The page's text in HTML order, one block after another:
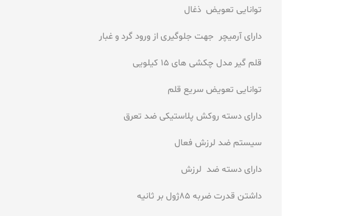
توانایی تعویض ذغال
دارای آرمیچر جهت جلوگیری از ورود گرد و غبار
قلم گیر مدل چکشی های 15 کیلویی
توانایی تعویض سریع قلم
دارای دسته روکش پلاستیکی ضد تعرق
سیستم ضد لرزش فعال
دارای دسته ضد لرزش
داشتن قدرت ضربه 85ژول بر ثانیه